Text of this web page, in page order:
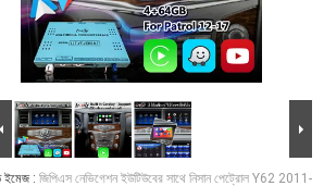
ইমেজ : জিপিএস নেভিগেশন ইউটিউবের সাথে নিসান পেট্রোল Y62 2011-